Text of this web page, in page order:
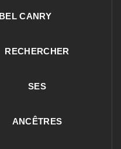
CANRY
RECHERCHER
SES
ANCÊTRES